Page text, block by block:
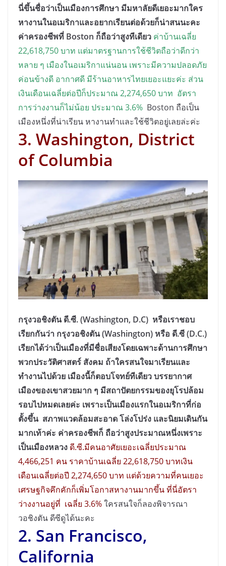
นี่ขึ้นชื่อว่าเป็นเมืองการศึกษา มีมหาลัยดีเยอะมากใคร
หางานในอเมริกาและอยากเรียนต่อด้วยก็น่าสนนะคะ
ค่าครองชีพที่ Boston ก็ถือว่าสูงทีเดียว ค่าบ้านเฉลี่ย
22,618,750 บาท แต่มาตรฐานการใช้ชีวิตถือว่าดีกว่า
หลาย ๆ เมืองในอเมริกาแน่นอน เพราะมีความปลอดภัย
ค่อนข้างดี อากาศดี มีร้านอาหารไทยเยอะแยะค่ะ ส่วน
เงินเดือนเฉลี่ยต่อปีก็ประมาณ 2,274,650 บาท อัตรา
การว่างงานก็ไม่น้อย ประมาณ 3.6% Boston ถือเป็น
เมืองหนึ่งที่น่าเรียน หางานทำและใช้ชีวิตอยู่เลยล่ะค่ะ
3. Washington, District
of Columbia
กรุงวอชิงตัน ดี.ซี. (Washington, D.C) หรือเราชอบ
เรียกกันว่า กรุงวอชิงตัน (Washington) หรือ ดี.ซี (D.C.)
เรียกได้ว่าเป็นเมืองที่มีชื่อเสียงโดยเฉพาะด้านการศึกษา
พวกประวัติศาสตร์ สังคม ถ้าใครสนใจมาเรียนและ
ทำงานไปด้วย เมืองนี้ก็ตอบโจทย์ทีเดียว บรรยากาศ
เมืองของเขาสวยมาก ๆ มีสถาปัตยกรรมของยุโรปล้อม
รอบไปหมดเลยค่ะ เพราะเป็นเมืองแรกในอเมริกาที่ก่อ
ตั้งขึ้น สภาพแวดล้อมสะอาด โล่งโปร่ง และนิยมเดินกัน
มากเท้าค่ะ ค่าครองชีพก็ ถือว่าสูงประมาณหนึ่งเพราะ
เป็นเมืองหลวง ดี.ซี.มีคนอาศัยเยอะเฉลี่ยประมาณ
4,466,251 คน ราคาบ้านเฉลี่ย 22,618,750 บาทเงิน
เดือนเฉลี่ยต่อปี 2,274,650 บาท แต่ด้วยความที่คนเยอะ
เศรษฐกิจคึกคักก็เพิ่มโอกาสหางานมากขึ้น ที่นี่อัตรา
ว่างงานอยู่ที่ เฉลี่ย 3.6%ใครสนใจก็ลองพิจารณา
วอชิงตัน ดีซีดูได้นะคะ
2. San Francisco,
California